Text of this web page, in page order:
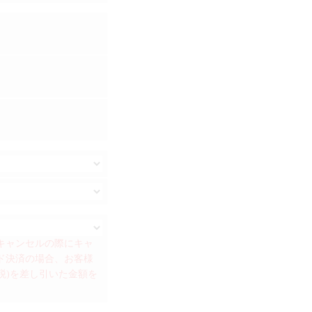
ンセルの際にキャ
済の場合、お客様
)を差し引いた金額を